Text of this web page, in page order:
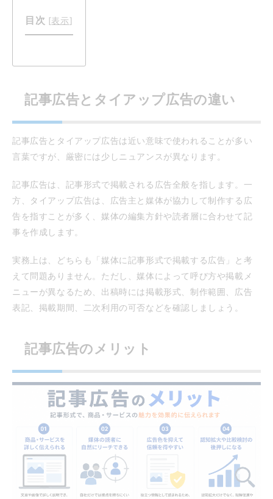
目次 [表示]
記事広告とタイアップ広告の違い
記事広告とタイアップ広告は近い意味で使われることが多い
言葉ですが、厳密には少しニュアンスが異なります。
記事広告は、記事形式で掲載される広告全般を指します。一
方、タイアップ広告は、広告主と媒体が協力して制作する広
告を指すことが多く、媒体の編集方針や読者層に合わせて記
事を作成します。
実務上は、どちらも「媒体に記事形式で掲載する広告」と考
えて問題ありません。ただし、媒体によって呼び方や掲載メ
ニューが異なるため、出稿時には掲載形式、制作範囲、広告
表記、掲載期間、二次利用の可否などを確認しましょう。
記事広告のメリット